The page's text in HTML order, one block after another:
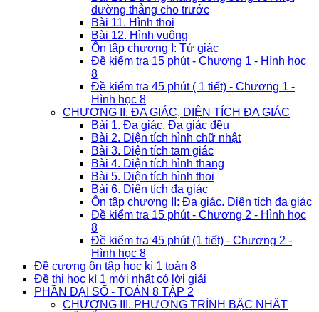
đường thẳng cho trước
Bài 11. Hình thoi
Bài 12. Hình vuông
Ôn tập chương I: Tứ giác
Đề kiểm tra 15 phút - Chương 1 - Hình học
8
Đề kiểm tra 45 phút ( 1 tiết) - Chương 1 -
Hình học 8
CHƯƠNG II. ĐA GIÁC, DIỆN TÍCH ĐA GIÁC
Bài 1. Đa giác. Đa giác đều
Bài 2. Diện tích hình chữ nhật
Bài 3. Diện tích tam giác
Bài 4. Diện tích hình thang
Bài 5. Diện tích hình thoi
Bài 6. Diện tích đa giác
Ôn tập chương II: Đa giác. Diện tích đa giác
Đề kiểm tra 15 phút - Chương 2 - Hình học
8
Đề kiểm tra 45 phút (1 tiết) - Chương 2 -
Hình học 8
Đề cương ôn tập học kì 1 toán 8
Đề thi học kì 1 mới nhất có lời giải
PHẦN ĐẠI SỐ - TOÁN 8 TẬP 2
CHƯƠNG III. PHƯƠNG TRÌNH BẬC NHẤT